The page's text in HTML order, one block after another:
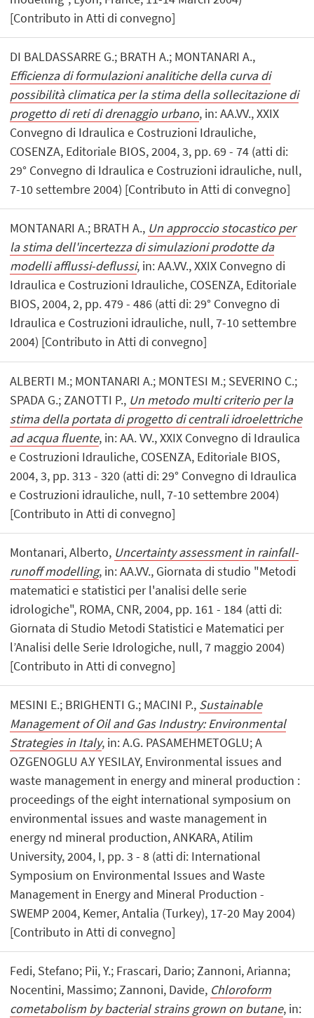
[Contributo in Atti di convegno]
DI BALDASSARRE G.; BRATH A.; MONTANARI A.,
Efficienza di formulazioni analitiche della curva di
possibilità climatica per la stima della sollecitazione di
progetto di reti di drenaggio urbano, in: AA.VV., XXIX
Convegno di Idraulica e Costruzioni Idrauliche,
COSENZA, Editoriale BIOS, 2004, 3, pp. 69 - 74 (atti di:
29° Convegno di Idraulica e Costruzioni idrauliche, null,
7-10 settembre 2004) [Contributo in Atti di convegno]
MONTANARI A.; BRATH A., Un approccio stocastico per
la stima dell'incertezza di simulazioni prodotte da
modelli afflussi-deflussi, in: AA.VV., XXIX Convegno di
Idraulica e Costruzioni Idrauliche, COSENZA, Editoriale
BIOS, 2004, 2, pp. 479 - 486 (atti di: 29° Convegno di
Idraulica e Costruzioni idrauliche, null, 7-10 settembre
2004) [Contributo in Atti di convegno]
ALBERTI M.; MONTANARI A.; MONTESI M.; SEVERINO C.;
SPADA G.; ZANOTTI P., Un metodo multi criterio per la
stima della portata di progetto di centrali idroelettriche
ad acqua fluente, in: AA. VV., XXIX Convegno di Idraulica
e Costruzioni Idrauliche, COSENZA, Editoriale BIOS,
2004, 3, pp. 313 - 320 (atti di: 29° Convegno di Idraulica
e Costruzioni idrauliche, null, 7-10 settembre 2004)
[Contributo in Atti di convegno]
Montanari, Alberto, Uncertainty assessment in rainfall-
runoff modelling, in: AA.VV., Giornata di studio "Metodi
matematici e statistici per l'analisi delle serie
idrologiche", ROMA, CNR, 2004, pp. 161 - 184 (atti di:
Giornata di Studio Metodi Statistici e Matematici per
l’Analisi delle Serie Idrologiche, null, 7 maggio 2004)
[Contributo in Atti di convegno]
MESINI E.; BRIGHENTI G.; MACINI P., Sustainable
Management of Oil and Gas Industry: Environmental
Strategies in Italy, in: A.G. PASAMEHMETOGLU; A
OZGENOGLU A.Y YESILAY, Environmental issues and
waste management in energy and mineral production :
proceedings of the eight international symposium on
environmental issues and waste management in
energy nd mineral production, ANKARA, Atilim
University, 2004, I, pp. 3 - 8 (atti di: International
Symposium on Environmental Issues and Waste
Management in Energy and Mineral Production -
SWEMP 2004, Kemer, Antalia (Turkey), 17-20 May 2004)
[Contributo in Atti di convegno]
Fedi, Stefano; Pii, Y.; Frascari, Dario; Zannoni, Arianna;
Nocentini, Massimo; Zannoni, Davide, Chloroform
cometabolism by bacterial strains grown on butane, in: